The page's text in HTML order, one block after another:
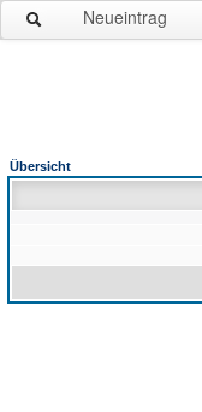
Neueintrag
Übersicht